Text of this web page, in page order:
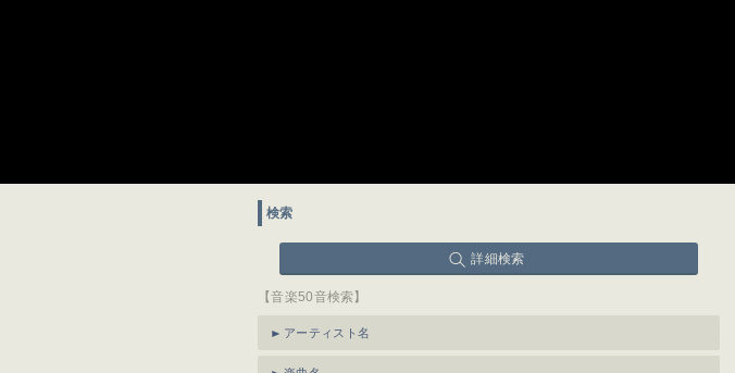
検索
詳細検索
【音楽50音検索】
アーティスト名